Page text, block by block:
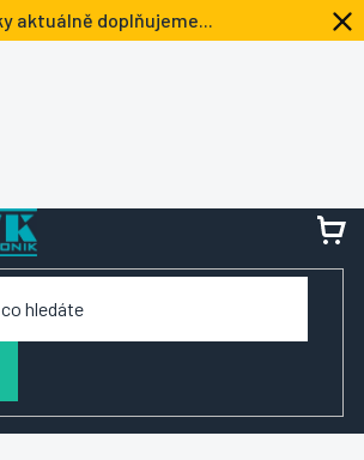
aktuálně doplňujeme...